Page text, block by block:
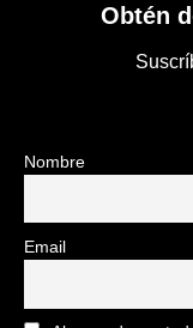
Obtén
Nombre
Email